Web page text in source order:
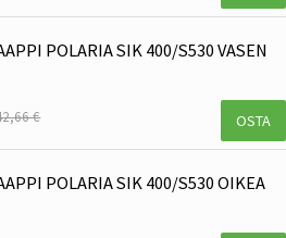
POLARIA SIK 400/S530 VASEN
€ OSTA
POLARIA SIK 400/S530 OIKEA